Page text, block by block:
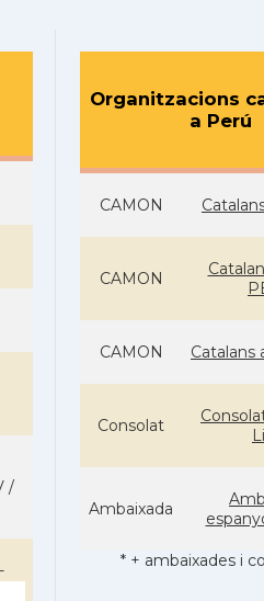
/
-
Organitzacions
a Perú
CAMON
CAMON
CAMON Catalans
Consolat
Ambaixada
* + ambaixades i